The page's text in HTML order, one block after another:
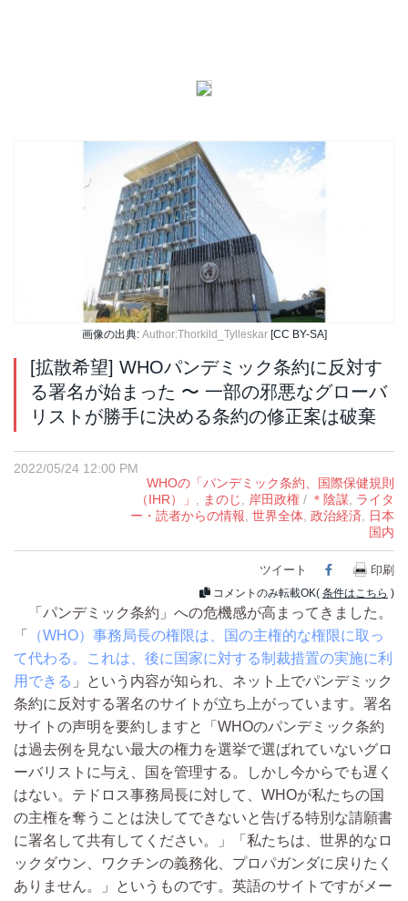
画像の出典: Author:Thorkild_Tylleskar[CC BY-SA]
[拡散希望] WHOパンデミック条約に反対す
る署名が始まった 〜 一部の邪悪なグローバ
リストが勝手に決める条約の修正案は破棄
2022/05/24 12:00 PM
WHOの「パンデミック条約、国際保健規則
（IHR）」 , まのじ, 岸田政権 / ＊陰謀, ライタ
ー・読者からの情報, 世界全体, 政治経済, 日本
国内
ツイート Facebook
印刷
コメントのみ転載OK( 条件はこちら )
「パンデミック条約」への危機感が高まってきました。
「
（WHO）事務局長の権限は、国の主権的な権限に取っ
て代わる。これは、後に国家に対する制裁措置の実施に利
用できる 」という内容が知られ、ネット上でパンデミック
条約に反対する署名のサイトが立ち上がっています。署名
サイトの声明を要約しますと「WHOのパンデミック条約
は過去例を見ない最大の権力を選挙で選ばれていないグロ
ーバリストに与え、国を管理する。しかし今からでも遅く
はない。テドロス事務局長に対して、WHOが私たちの国
の主権を奪うことは決してできないと告げる特別な請願書
に署名して共有してください。」「私たちは、世界的なロ
ックダウン、ワクチンの義務化、プロパガンダに戻りたく
ありません。」というものです。英語のサイトですがメー